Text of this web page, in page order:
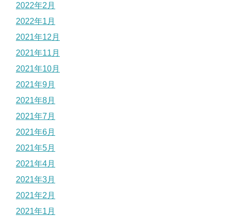
2022年2月
2022年1月
2021年12月
2021年11月
2021年10月
2021年9月
2021年8月
2021年7月
2021年6月
2021年5月
2021年4月
2021年3月
2021年2月
2021年1月